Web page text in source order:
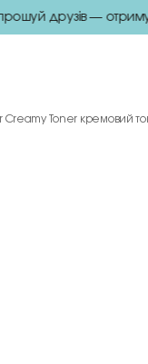
друзів — отримуй
Toner кремовий